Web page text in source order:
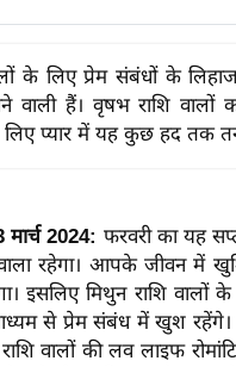
के लिए प्रेम संबंधों के
हैं। वृषभ राशि वालों
लिए प्यार में यह कुछ हद तक
मार्च 2024: फरवरी का यह
रहेगा। आपके जीवन में
इसलिए मिथुन राशि
से प्रेम संबंध में खुश
वालों की लव लाइफ